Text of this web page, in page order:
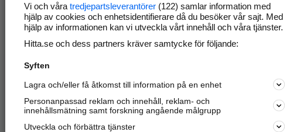
Marknadsför företaget på
nya kunder och
samarbetspartners nära dig.
Läs mer här
Vi och våra tredjepartsleverantörer (122) samlar information med
hjälp av cookies och enhetsidentifierare då du besöker vår sajt. Med
hjälp av informationen kan vi utveckla vårt innehåll och våra tjänster.
Hitta.se och dess partners kräver samtycke för följande:
Syften
Lagra och/eller få åtkomst till information på en enhet
Personanpassad reklam och innehåll, reklam- och
innehållsmätning samt forskning angående målgrupp
Utveckla och förbättra tjänster